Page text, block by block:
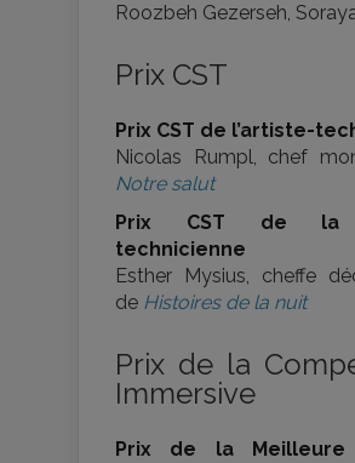
Roozbeh Gezerseh,
Prix CST
Prix CST de l’artiste-
Nicolas Rumpl, chef
Notre salut
Prix CST de la
technicienne
Esther Mysius, cheffe
de Histoires de la nuit
Prix de la
Immersive
Prix de la